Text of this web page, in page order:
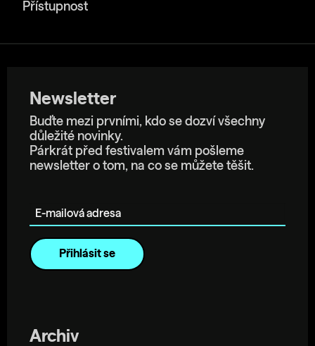
Přístupnost
Newsletter
Buďte mezi prvními, kdo se dozví všechny
důležité novinky.
Párkrát před festivalem vám pošleme
newsletter o tom, na co se můžete těšit.
Archiv